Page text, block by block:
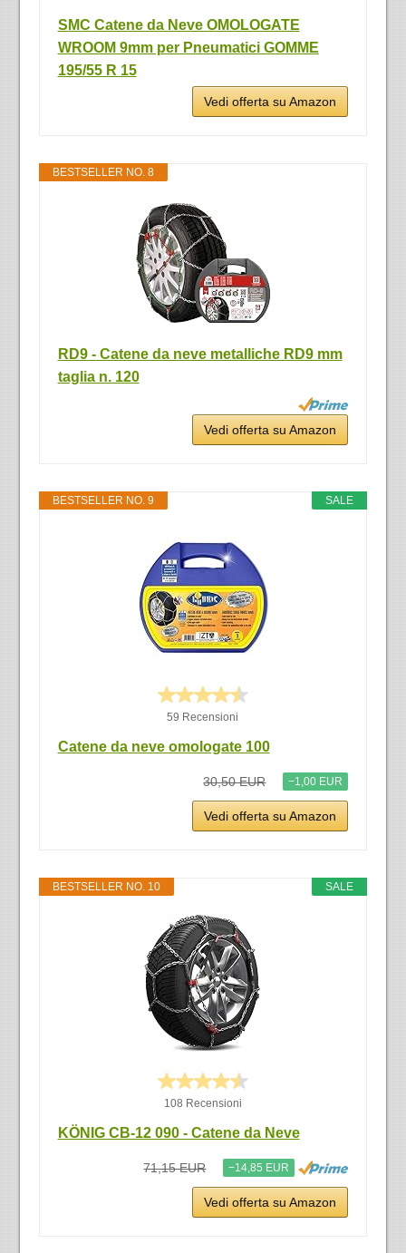
SMC Catene da Neve OMOLOGATE
WROOM 9mm per Pneumatici GOMME
195/55 R 15
Vedi offerta su Amazon
BESTSELLER NO. 8
RD9 - Catene da neve metalliche RD9 mm
taglia n. 120
Vedi offerta su Amazon
SALE
BESTSELLER NO. 9
59 Recensioni
Catene da neve omologate 100
30,50 EUR −1,00 EUR
Vedi offerta su Amazon
SALE
BESTSELLER NO. 10
108 Recensioni
KÖNIG CB-12 090 - Catene da Neve
71,15 EUR −14,85 EUR
Vedi offerta su Amazon